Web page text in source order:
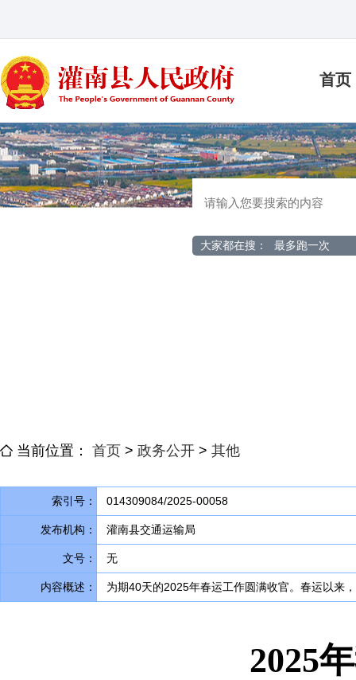
首页
大家都在搜： 最多跑一次
当前位置： 首页 > 政务公开 > 其他
索引号： 014309084/2025-00058
发布机构： 灌南县交通运输局
文号： 无
内容概述： 为期40天的2025年春运工作圆满收官。 春运以来
2025